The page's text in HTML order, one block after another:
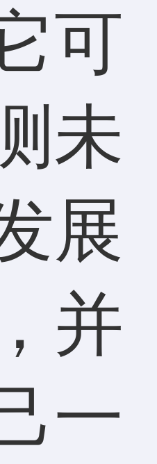
可
未
展
并
一